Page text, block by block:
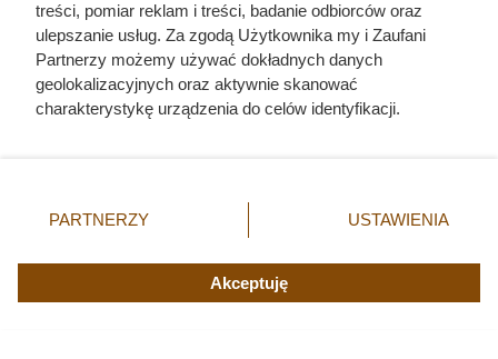
Myślisz, że nikt ich nie zjada?
Prawda o pomrowach zaskakuje
treści, pomiar reklam i treści, badanie odbiorców oraz
ulepszanie usług. Za zgodą Użytkownika my i Zaufani
Partnerzy możemy używać dokładnych danych
geolokalizacyjnych oraz aktywnie skanować
charakterystykę urządzenia do celów identyfikacji.
zmienić/wycofać klikając przycisk ustawień prywatności
znajdujący się w lewym dolnym rogu strony. Niektóre
użytkownika, ale masz prawo sprzeciwić się takiemu
przetwarzaniu. Preferencje będą miały zastosowania tylko
PARTNERZY USTAWIENIA
Akceptuję